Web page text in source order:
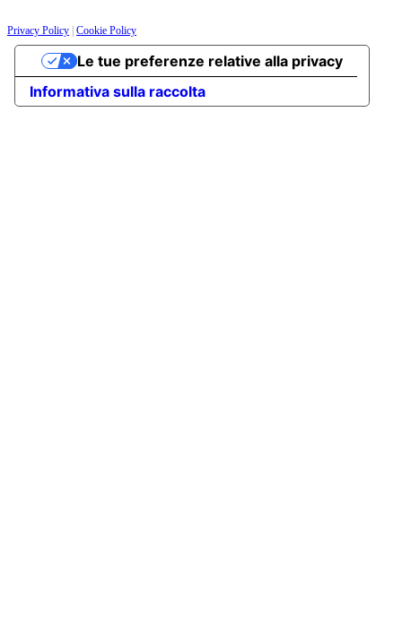
Privacy Policy | Cookie Policy
Informativa sulla raccolta
Le tue preferenze relative alla privacy